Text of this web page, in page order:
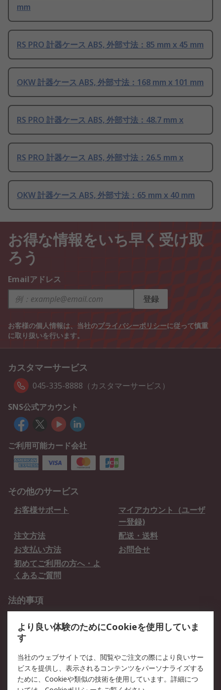
mm
RS PRO 計器ケース ABS, 外部寸法：85 mm x 45 mm
OKW 計器ケース ABS, 外部寸法：168 mm x 101 mm
RS PRO 計器ケース ABS, 外部寸法：48.7 mm x
RS PRO 計器ケース ABS, 外部寸法：26.5 mm x
OKW 計器ケース ABS, 外部寸法：65 mm x 40 mm
お得な情報をいち早く受け取
ろう
Emailアドレス
登録
お客様の個人情報は、当社のプライバシーポリシーに従って慎重
に取り扱いを行います。
カスタマーサービス
045-335-8888（カスタマーサービス）
SNS公式アカウント
ご利用可能カード会社
その他のサービス
お客様サポート
マイアカウント（ユーザ
ー登録)
注文方法
配送・送料
お支払い方法
お問合せ
初めてご利用の方へ・よ
くあるご質問
法的事項
クッキーポリシー
RSについて
会社概要
採用情報
より良い体験のためにCookieを使用していま
す
当社のウェブサイトでは、閲覧やご注文の際により良いサー
ビスを提供し、表示されるコンテンツをパーソナライズする
ために、Cookieや類似の技術を使用しています。詳細につ